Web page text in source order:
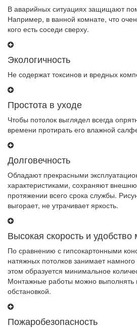
В аварийных ситуациях защищают
Например, в ванной комнате, что
кого есть соседи сверху.
Экологичность
Не содержат токсинов и вредных
Простота в уходе
Чтобы потолок выглядел всегда
времени протирать его влажной
Долговечность
Обладают прекрасными
характеристиками, сохраняют
протяжении всего срока службы.
выгорает, не утрачивает яркость.
Высокая скорость и удобство
По сравнению с гипсокартонными
натяжных потолков занимает
этом образуется минимальное
Монтажные работы можно
обстановкой.
Пожаробезопасность